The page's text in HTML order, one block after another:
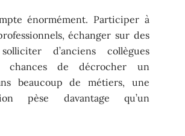
énormément. Participer à
échanger sur des
d’anciens collègues
chances de décrocher un
beaucoup de métiers, une
pèse davantage qu’un